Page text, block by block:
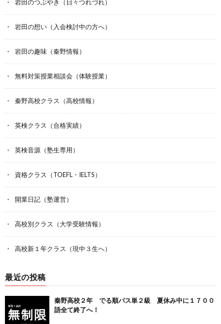
岩田のつぶやき（日々つれづれ）
岩田の想い（入会検討中の方へ）
岩田の趣味（秦野情報）
無料対策授業相談会（体験授業）
秦野高校クラス（高校情報）
英検クラス（合格実績）
英検音源（塾生専用）
資格クラス（TOEFL・IELTS）
開業日記（塾運営）
高校別クラス（大学受験情報）
高校新１年クラス（現中３生へ）
最近の投稿
秦野高校２年 でる順パス単２級 夏休み中に１７００
語全て終了へ！